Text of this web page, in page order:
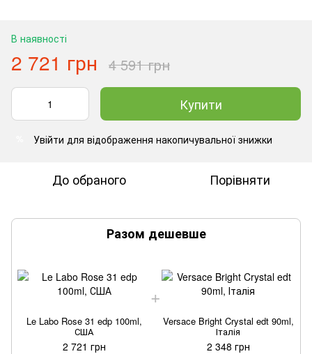
В наявності
2 721 грн 4 591 грн
Купити
Увійти для відображення накопичувальної знижки
До обраного Порівняти
Разом дешевше
Le Labo Rose 31 edp 100ml,
США
2 721 грн
Versace Bright Crystal edt 90ml,
Італія
2 348 грн